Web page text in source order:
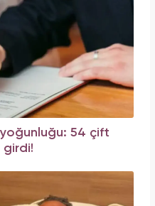
54 çift
girdi!